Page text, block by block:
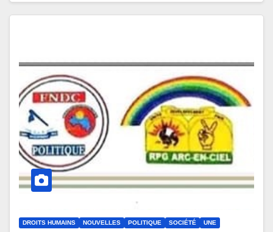
DROITS HUMAINS NOUVELLES POLITIQUE SOCIÉTÉ UNE